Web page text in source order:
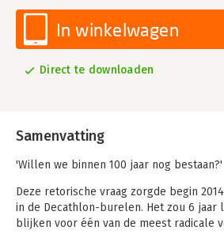
In winkelwagen
Direct te downloaden
Samenvatting
'Willen we binnen 100 jaar nog bestaan?'
Deze retorische vraag zorgde begin
in de Decathlon-burelen. Het zou 6 jaar
blijken voor één van de meest radicale